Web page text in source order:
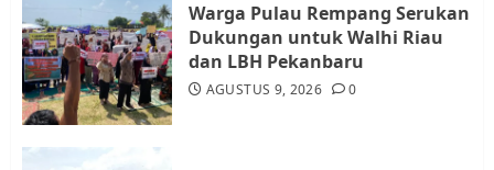
Warga Pulau Rempang Serukan
Dukungan untuk Walhi Riau
dan LBH Pekanbaru
AGUSTUS 9, 2026 0
4
JULI 21, 2026 0